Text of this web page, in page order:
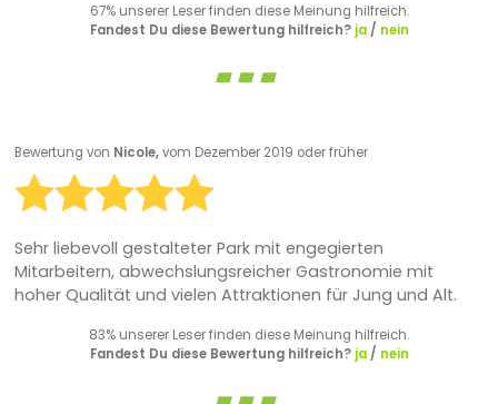
67% unserer Leser finden diese Meinung hilfreich.
Fandest Du diese Bewertung hilfreich? ja/ nein
Bewertung von Nicole,vom Dezember 2019 oder früher
Sehr liebevoll gestalteter Park mit engegierten
Mitarbeitern, abwechslungsreicher Gastronomie mit
hoher Qualität und vielen Attraktionen für Jung und Alt.
83% unserer Leser finden diese Meinung hilfreich.
Fandest Du diese Bewertung hilfreich? ja/ nein